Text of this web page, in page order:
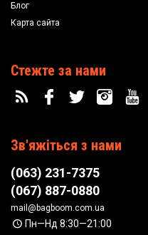
Блог
Карта сайта
Стежте за нами
Зв'яжіться з нами
(063) 231-7375
(067) 887-0880
mail@bagboom.com.ua
Пн—Нд 8:30—21:00